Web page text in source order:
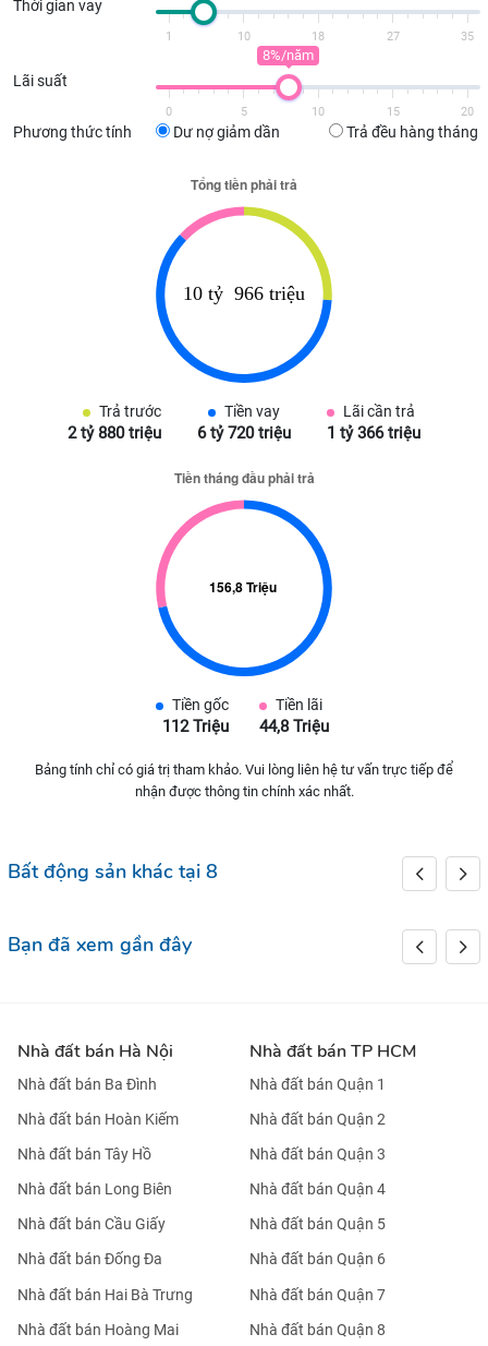
Thời gian vay
1 10 18 27 35
Lãi suất
8%/năm
0 5 10 15 20
Phương thức tính Dư nợ giảm dần Trả đều hàng tháng
Trả trước
2 tỷ 880 triệu
Tiền vay
6 tỷ 720 triệu
Lãi cần trả
1 tỷ 366 triệu
Tiền gốc
112 Triệu
Tiền lãi
44,8 Triệu
Bảng tính chỉ có giá trị tham khảo. Vui lòng liên hệ tư vấn trực tiếp để
nhận được thông tin chính xác nhất.
Bất động sản khác tại 8
Bạn đã xem gần đây
Nhà đất bán Hà Nội
Nhà đất bán Ba Đình
Nhà đất bán Hoàn Kiếm
Nhà đất bán Tây Hồ
Nhà đất bán Long Biên
Nhà đất bán Cầu Giấy
Nhà đất bán Đống Đa
Nhà đất bán Hai Bà Trưng
Nhà đất bán Hoàng Mai
Nhà đất bán TP HCM
Nhà đất bán Quận 1
Nhà đất bán Quận 2
Nhà đất bán Quận 3
Nhà đất bán Quận 4
Nhà đất bán Quận 5
Nhà đất bán Quận 6
Nhà đất bán Quận 7
Nhà đất bán Quận 8